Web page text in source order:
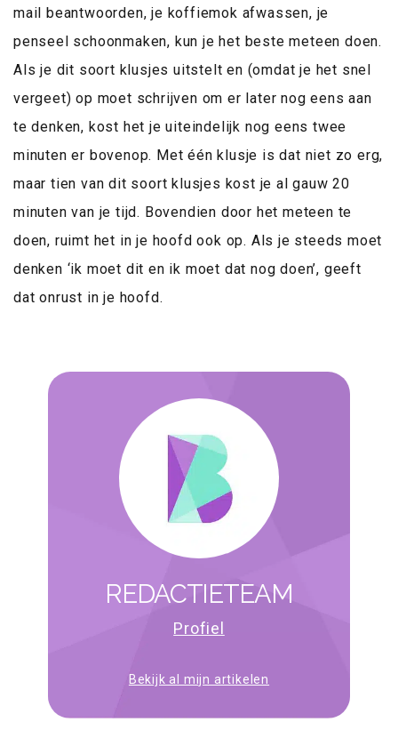
mail beantwoorden, je koffiemok afwassen, je
penseel schoonmaken, kun je het beste meteen doen.
Als je dit soort klusjes uitstelt en (omdat je het snel
vergeet) op moet schrijven om er later nog eens aan
te denken, kost het je uiteindelijk nog eens twee
minuten er bovenop. Met één klusje is dat niet zo erg,
maar tien van dit soort klusjes kost je al gauw 20
minuten van je tijd. Bovendien door het meteen te
doen, ruimt het in je hoofd ook op. Als je steeds moet
denken ‘ik moet dit en ik moet dat nog doen’, geeft
dat onrust in je hoofd.
REDACTIETEAM
Profiel
Bekijk al mijn artikelen